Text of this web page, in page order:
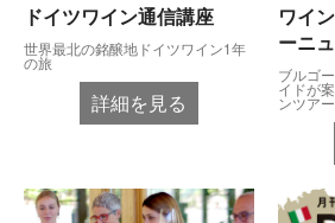
ドイツワイン通信講座
世界最北の銘醸地ドイツワイン1年
の旅
詳細を見る
ワイ
ーニ
ブルゴ
イドが
ンツア